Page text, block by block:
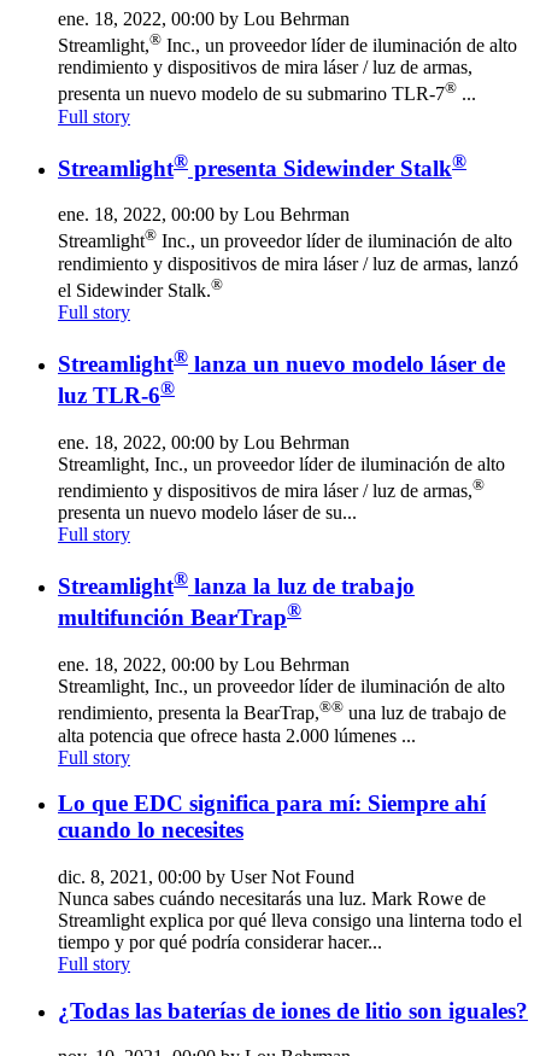
ene. 18, 2022, 00:00 by Lou Behrman
Streamlight,® Inc., un proveedor líder de iluminación de alto
rendimiento y dispositivos de mira láser / luz de armas,
presenta un nuevo modelo de su submarino TLR-7® ...
Full story
Streamlight® presenta Sidewinder Stalk®
ene. 18, 2022, 00:00 by Lou Behrman
Streamlight® Inc., un proveedor líder de iluminación de alto
rendimiento y dispositivos de mira láser / luz de armas, lanzó
el Sidewinder Stalk.®
Full story
Streamlight® lanza un nuevo modelo láser de
luz TLR-6®
ene. 18, 2022, 00:00 by Lou Behrman
Streamlight, Inc., un proveedor líder de iluminación de alto
rendimiento y dispositivos de mira láser / luz de armas,®
presenta un nuevo modelo láser de su...
Full story
Streamlight® lanza la luz de trabajo
multifunción BearTrap®
ene. 18, 2022, 00:00 by Lou Behrman
Streamlight, Inc., un proveedor líder de iluminación de alto
rendimiento, presenta la BearTrap,®® una luz de trabajo de
alta potencia que ofrece hasta 2.000 lúmenes ...
Full story
Lo que EDC significa para mí: Siempre ahí
cuando lo necesites
dic. 8, 2021, 00:00 by User Not Found
Nunca sabes cuándo necesitarás una luz. Mark Rowe de
Streamlight explica por qué lleva consigo una linterna todo el
tiempo y por qué podría considerar hacer...
Full story
¿Todas las baterías de iones de litio son iguales?